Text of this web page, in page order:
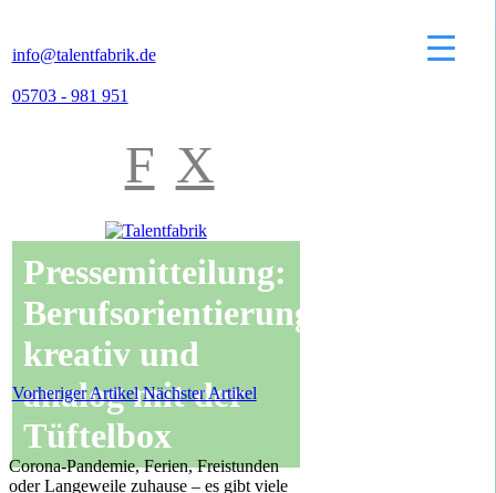
info@talentfabrik.de
05703 - 981 951
F X
Pressemitteilung:
Berufsorientierung
kreativ und
analog mit der
Tüftelbox
Vorheriger Artikel Nächster Artikel
Corona-Pandemie, Ferien, Freistunden
oder Langeweile zuhause – es gibt viele